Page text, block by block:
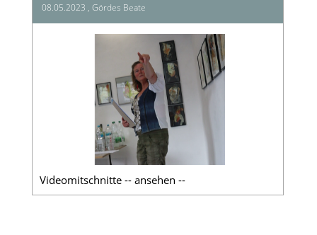
08.05.2023 , Gördes Beate
Videomitschnitte -- ansehen --